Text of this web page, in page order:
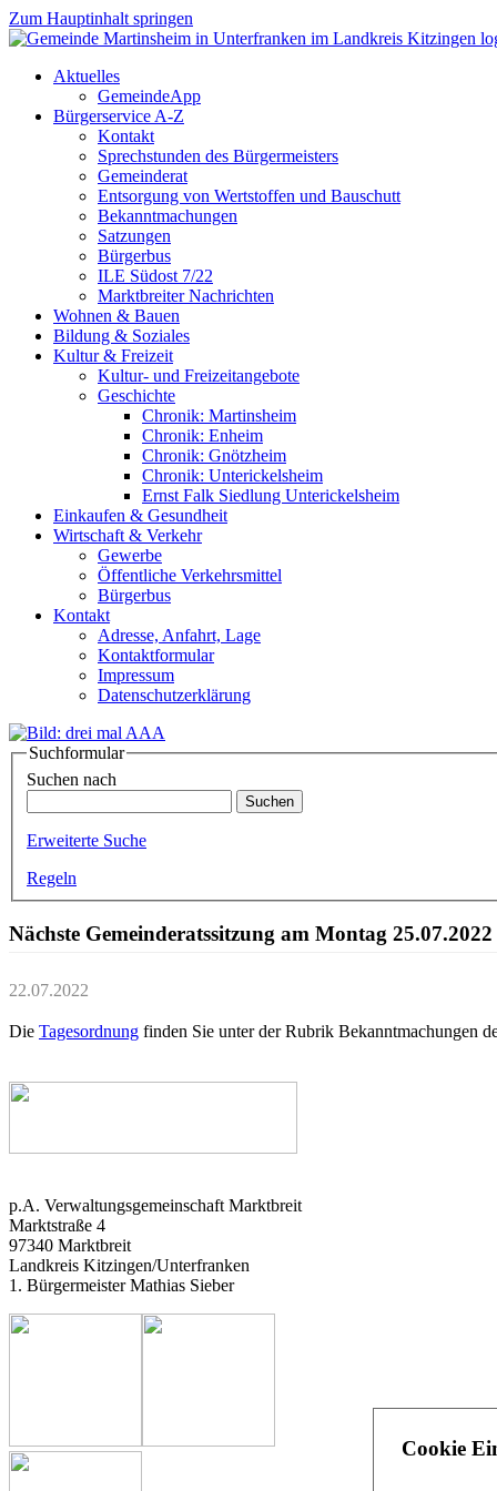
Zum Hauptinhalt springen
Aktuelles
GemeindeApp
Bürgerservice A-Z
Kontakt
Sprechstunden des Bürgermeisters
Gemeinderat
Entsorgung von Wertstoffen und Bauschutt
Bekanntmachungen
Satzungen
Bürgerbus
ILE Südost 7/22
Marktbreiter Nachrichten
Wohnen & Bauen
Bildung & Soziales
Kultur & Freizeit
Kultur- und Freizeitangebote
Geschichte
Chronik: Martinsheim
Chronik: Enheim
Chronik: Gnötzheim
Chronik: Unterickelsheim
Ernst Falk Siedlung Unterickelsheim
Einkaufen & Gesundheit
Wirtschaft & Verkehr
Gewerbe
Öffentliche Verkehrsmittel
Bürgerbus
Kontakt
Adresse, Anfahrt, Lage
Kontaktformular
Impressum
Datenschutzerklärung
Suchformular
Suchen nach
Erweiterte Suche
Regeln
Nächste Gemeinderatssitzung am Montag
22.07.2022
Die Tagesordnung finden Sie unter der Rubrik Bekanntmachungen
p.A. Verwaltungsgemeinschaft Marktbreit
Marktstraße 4
97340 Marktbreit
Landkreis Kitzingen/Unterfranken
1. Bürgermeister Mathias Sieber
Cookie